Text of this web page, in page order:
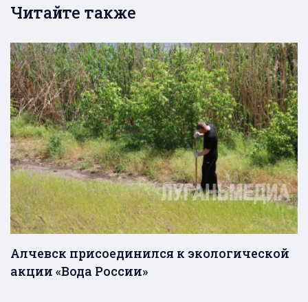
Читайте также
Алчевск присоединился к экологической
акции «Вода России»